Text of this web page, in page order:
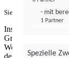
Sie haben ein PUR-
Institutional Money
Gründen die
Werbeplatz zur
- mit
1 Partner
Spezielle